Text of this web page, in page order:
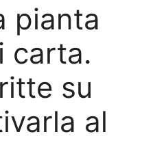
pianta
carta.
su
al